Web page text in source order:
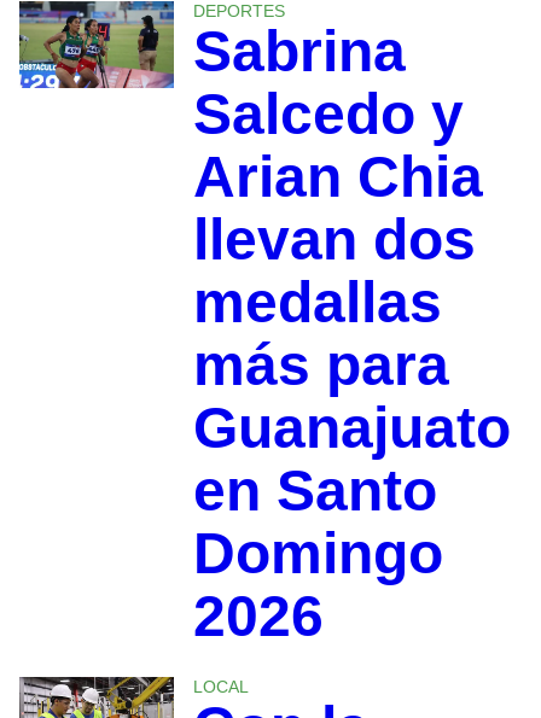
DEPORTES
Sabrina
Salcedo y
Arian Chia
llevan dos
medallas
más para
Guanajuato
en Santo
Domingo
2026
LOCAL